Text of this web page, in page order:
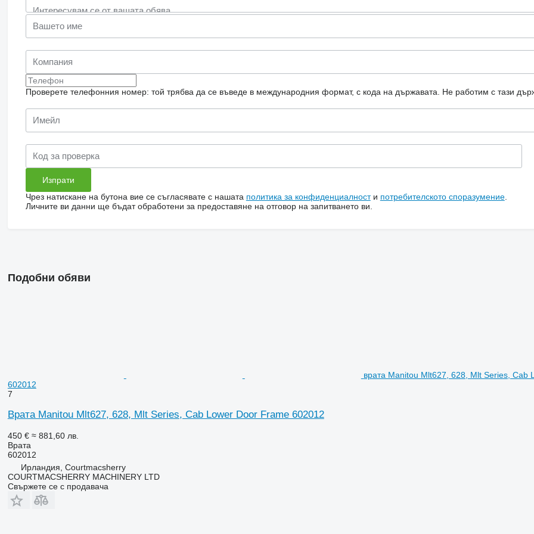
Проверете телефонния номер: той трябва да се въведе в международния формат, с кода на държавата. Не работим с тази
Чрез натискане на бутона вие се съгласявате с нашата политика за конфиденциалности потребителското споразумение.
Личните ви данни ще бъдат обработени за предоставяне на отговор на запитването ви.
Подобни обяви
врата Manitou Mlt627, 628, Mlt Series, Cab
602012
7
Врата Manitou Mlt627, 628, Mlt Series, Cab Lower Door Frame 602012
450 € ≈ 881,60 лв.
Врата
602012
Ирландия, Courtmacsherry
COURTMACSHERRY MACHINERY LTD
Свържете се с продавача